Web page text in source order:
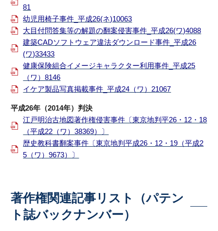
81
幼児用椅子事件_平成26(ネ)10063
大目付問答集等の解題の翻案侵害事件_平成26(ワ)4088
建築CADソフトウェア違法ダウンロード事件_平成26
(ワ)33433
健康保険組合イメージキャラクター利用事件_平成25
（ワ）8146
イケア製品写真掲載事件_平成24（ワ）21067
平成26年（2014年）判決
江戸明治古地図著作権侵害事件〔東京地判平26・12・18
（平成22（ワ）38369）〕
歴史教科書翻案事件〔東京地判平成26・12・19（平成2
5（ワ）9673）〕
著作権関連記事リスト（パテン
ト誌バックナンバー）